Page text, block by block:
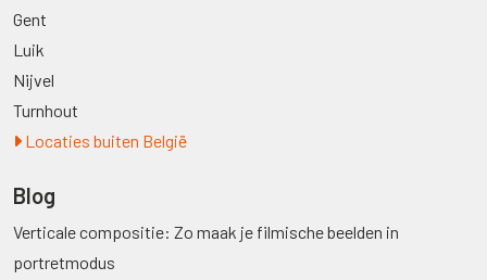
Gent
Luik
Nijvel
Turnhout
Locaties buiten België
Blog
Verticale compositie: Zo maak je filmische beelden in
portretmodus